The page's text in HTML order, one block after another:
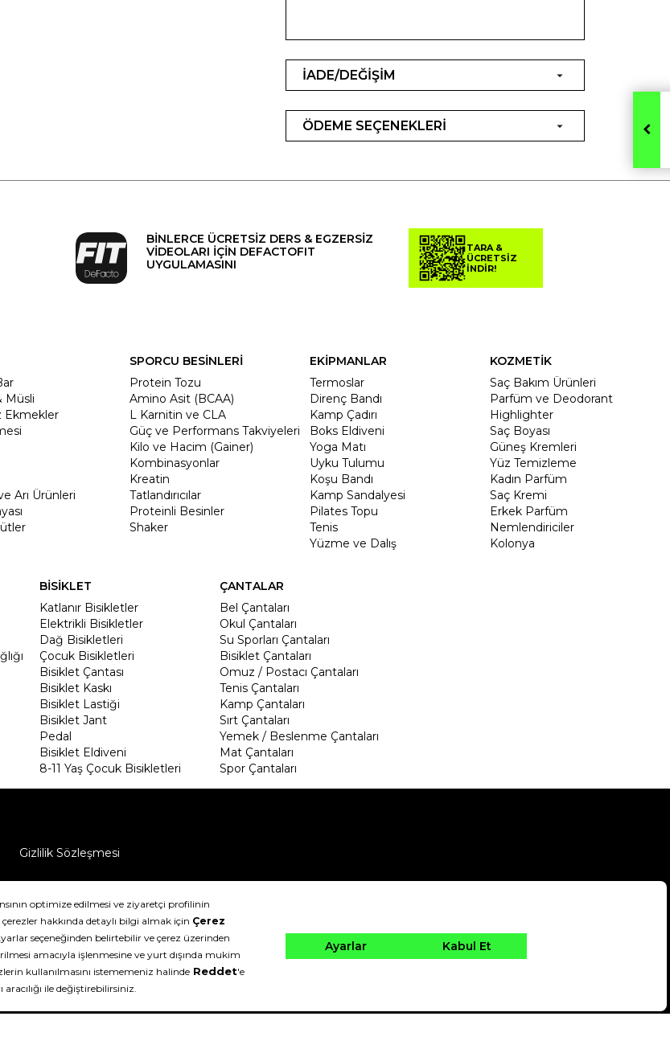
İADE/DEĞİŞİM
ÖDEME SEÇENEKLERİ
BİNLERCE ÜCRETSİZ DERS & EGZERSİZ
VİDEOLARI İÇİN DEFACTOFIT
UYGULAMASINI
TARA &
ÜCRETSİZ
İNDİR!
Müsli
Ekmekler
Arı Ürünleri
SPORCU BESİNLERİ
Protein Tozu
Amino Asit (BCAA)
L Karnitin ve CLA
Güç ve Performans Takviyeleri
Kilo ve Hacim (Gainer)
Kombinasyonlar
Kreatin
Tatlandırıcılar
Proteinli Besinler
Shaker
EKİPMANLAR
Termoslar
Direnç Bandı
Kamp Çadırı
Boks Eldiveni
Yoga Matı
Uyku Tulumu
Koşu Bandı
Kamp Sandalyesi
Pilates Topu
Tenis
Yüzme ve Dalış
KOZMETİK
Saç Bakım Ürünleri
Parfüm ve Deodorant
Highlighter
Saç Boyası
Güneş Kremleri
Yüz Temizleme
Kadın Parfüm
Saç Kremi
Erkek Parfüm
Nemlendiriciler
Kolonya
BİSİKLET
Katlanır Bisikletler
Elektrikli Bisikletler
Dağ Bisikletleri
Çocuk Bisikletleri
Bisiklet Çantası
Bisiklet Kaskı
Bisiklet Lastiği
Bisiklet Jant
Pedal
Bisiklet Eldiveni
8-11 Yaş Çocuk Bisikletleri
ÇANTALAR
Bel Çantaları
Okul Çantaları
Su Sporları Çantaları
Bisiklet Çantaları
Omuz / Postacı Çantaları
Tenis Çantaları
Kamp Çantaları
Sırt Çantaları
Yemek / Beslenme Çantaları
Mat Çantaları
Spor Çantaları
Gizlilik Sözleşmesi